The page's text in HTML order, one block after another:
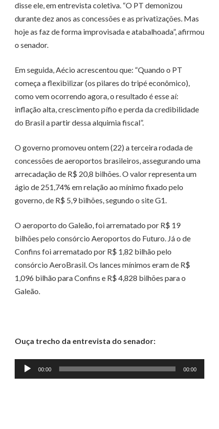
disse ele, em entrevista coletiva. “O PT demonizou
durante dez anos as concessões e as privatizações. Mas
hoje as faz de forma improvisada e atabalhoada”, afirmou
o senador.
Em seguida, Aécio acrescentou que: “Quando o PT
começa a flexibilizar (os pilares do tripé econômico),
como vem ocorrendo agora, o resultado é esse aí:
inflação alta, crescimento pífio e perda da credibilidade
do Brasil a partir dessa alquimia fiscal”.
O governo promoveu ontem (22) a terceira rodada de
concessões de aeroportos brasileiros, assegurando uma
arrecadação de R$ 20,8 bilhões. O valor representa um
ágio de 251,74% em relação ao mínimo fixado pelo
governo, de R$ 5,9 bilhões, segundo o site G1.
O aeroporto do Galeão, foi arrematado por R$ 19
bilhões pelo consórcio Aeroportos do Futuro. Já o de
Confins foi arrematado por R$ 1,82 bilhão pelo
consórcio AeroBrasil. Os lances mínimos eram de R$
1,096 bilhão para Confins e R$ 4,828 bilhões para o
Galeão.
Ouça trecho da entrevista do senador:
Tocador
de
00:00 00:00